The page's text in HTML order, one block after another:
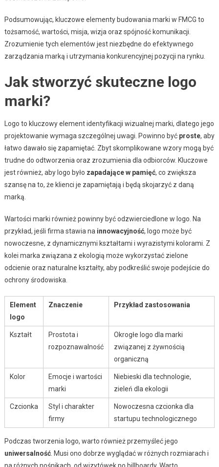
Podsumowując, kluczowe elementy budowania marki w FMCG to
tożsamość, wartości, misja, wizja oraz spójność komunikacji.
Zrozumienie tych elementów jest niezbędne do efektywnego
zarządzania marką i utrzymania konkurencyjnej pozycji na rynku.
Jak stworzyć skuteczne logo
marki?
Logo to kluczowy element identyfikacji wizualnej marki, dlatego jego
projektowanie wymaga szczególnej uwagi. Powinno być proste, aby
łatwo dawało się zapamiętać. Zbyt skomplikowane wzory mogą być
trudne do odtworzenia oraz zrozumienia dla odbiorców. Kluczowe
jest również, aby logo było zapadające w pamięć, co zwiększa
szansę na to, że klienci je zapamiętają i będą skojarzyć z daną
marką.
Wartości marki również powinny być odzwierciedlone w logo. Na
przykład, jeśli firma stawia na innowacyjność, logo może być
nowoczesne, z dynamicznymi kształtami i wyrazistymi kolorami. Z
kolei marka związana z ekologią może wykorzystać zielone
odcienie oraz naturalne kształty, aby podkreślić swoje podejście do
ochrony środowiska.
Element
logo
Znaczenie Przykład zastosowania
Kształt
Prostota i
rozpoznawalność
Okrogłe logo dla marki
związanej z żywnością
organiczną
Kolor
Emocje i wartości
marki
Niebieski dla technologie,
zieleń dla ekologii
Czcionka
Styl i charakter
firmy
Nowoczesna czcionka dla
startupu technologicznego
Podczas tworzenia logo, warto również przemyśleć jego
uniwersalność. Musi ono dobrze wyglądać w różnych rozmiarach i
na różnych nośnikach, od wizytówek po billboardy. Warto